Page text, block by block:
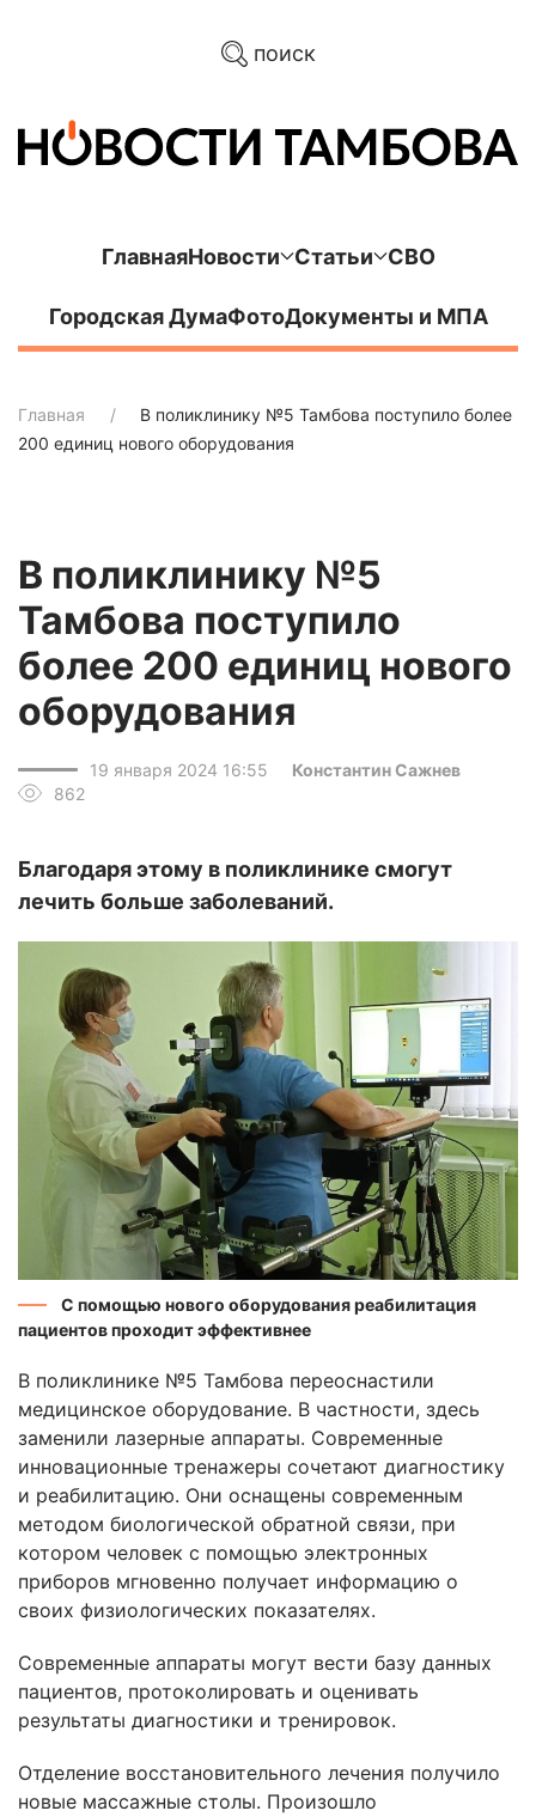
поиск
ГлавнаяНовости Статьи СВО
Городская ДумаФотоДокументы и МПА
Главная
В поликлинику №5 Тамбова поступило более
200 единиц нового оборудования
В поликлинику №5
Тамбова поступило
более 200 единиц нового
оборудования
19 января 2024 16:55
Константин Сажнев
862
Благодаря этому в поликлинике смогут
лечить больше заболеваний.
С помощью нового оборудования реабилитация
пациентов проходит эффективнее
В поликлинике №5 Тамбова переоснастили
медицинское оборудование. В частности, здесь
заменили лазерные аппараты. Современные
инновационные тренажеры сочетают диагностику
и реабилитацию. Они оснащены современным
методом биологической обратной связи, при
котором человек с помощью электронных
приборов мгновенно получает информацию о
своих физиологических показателях.
Современные аппараты могут вести базу данных
пациентов, протоколировать и оценивать
результаты диагностики и тренировок.
Отделение восстановительного лечения получило
новые массажные столы. Произошло